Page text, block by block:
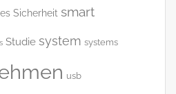
Sicherheit smart
Studie system systems
usb